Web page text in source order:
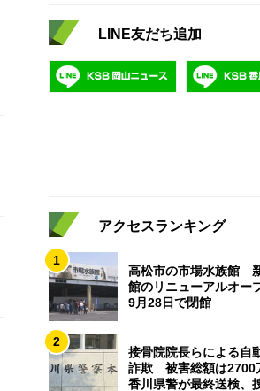
LINE友だち追加
アクセスランキング
1
高松市の市場水族館
館のリニューアルオー
9月28日で閉館
2
接骨院院長らによる自
詐欺 被害総額は
香川県警が最終送検、